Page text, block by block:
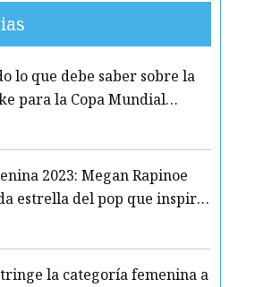
lo que debe saber sobre la
para la Copa Mundial
2023: Megan Rapinoe
estrella del pop que inspiró
en la Copa del Mundo
la categoría femenina a